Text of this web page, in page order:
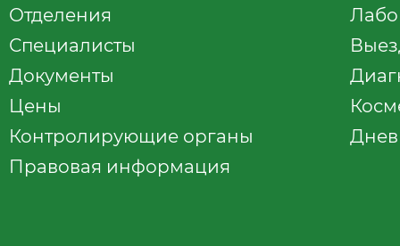
Отделения
Специалисты
Документы
Цены
Контролирующие органы
Правовая информация